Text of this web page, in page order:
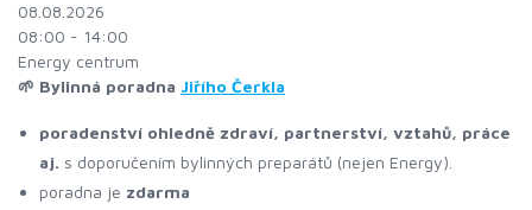
08.08.2026
08:00 - 14:00
Energy centrum
🌱 Bylinná poradna Jiřího Čerkla
poradenství ohledně zdraví, partnerství, vztahů, práce
aj. s doporučením bylinných preparátů (nejen Energy).
poradna je zdarma